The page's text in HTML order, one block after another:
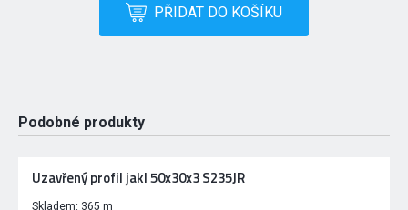
PŘIDAT DO KOŠÍKU
Podobné produkty
Uzavřený profil jakl 50x30x3 S235JR
Skladem: 365 m